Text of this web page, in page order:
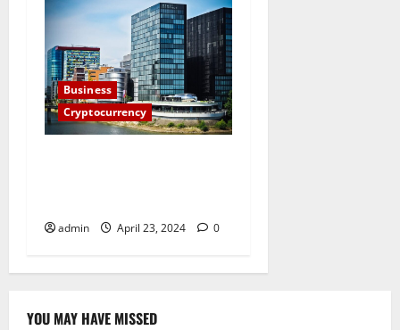
Business
Cryptocurrency
admin April 23, 2024 0
YOU MAY HAVE MISSED